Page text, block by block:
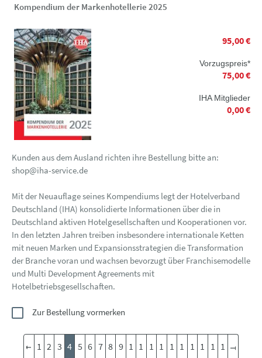
Kompendium der Markenhotellerie 2025
95,00 €
Vorzugspreis*
75,00 €
IHA Mitglieder
0,00 €
Kunden aus dem Ausland richten ihre Bestellung bitte an:
shop@iha-service.de
Mit der Neuauflage seines Kompendiums legt der Hotelverband
Deutschland (IHA) konsolidierte Informationen über die in
Deutschland aktiven Hotelgesellschaften und Kooperationen vor.
In den letzten Jahren treiben insbesondere internationale Ketten
mit neuen Marken und Expansionsstrategien die Transformation
der Branche voran und wachsen bevorzugt über Franchisemodelle
und Multi Development Agreements mit
Hotelbetriebsgesellschaften.
Zur Bestellung vormerken
1 2 3 4 5 6 7 8 9 1
1
1
1
1
1
1
1
1
1